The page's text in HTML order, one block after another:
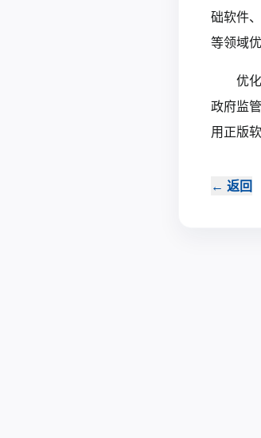
础软件
等领域
优
政府监
用正版
← 返回